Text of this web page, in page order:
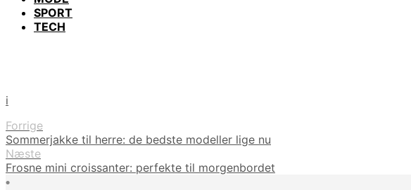
SPORT
TECH
i
Forrige
Sommerjakke til herre: de bedste modeller lige nu
Næste
Frosne mini croissanter: perfekte til morgenbordet
•